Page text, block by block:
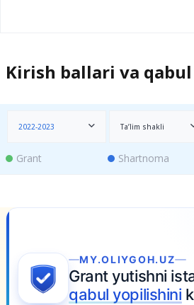
Kirish ballari va
2022-2023 Ta’lim shakli
Grant Shartnoma
MY.OLIYGOH.UZ
Grant yutishni
qabul yopilishini